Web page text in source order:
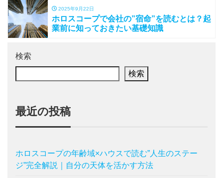
2025年9月22日
ホロスコープで会社の”宿命”を読むとは？起
業前に知っておきたい基礎知識
検索
検索
最近の投稿
ホロスコープの年齢域×ハウスで読む”人生のステー
ジ”完全解説｜自分の天体を活かす方法